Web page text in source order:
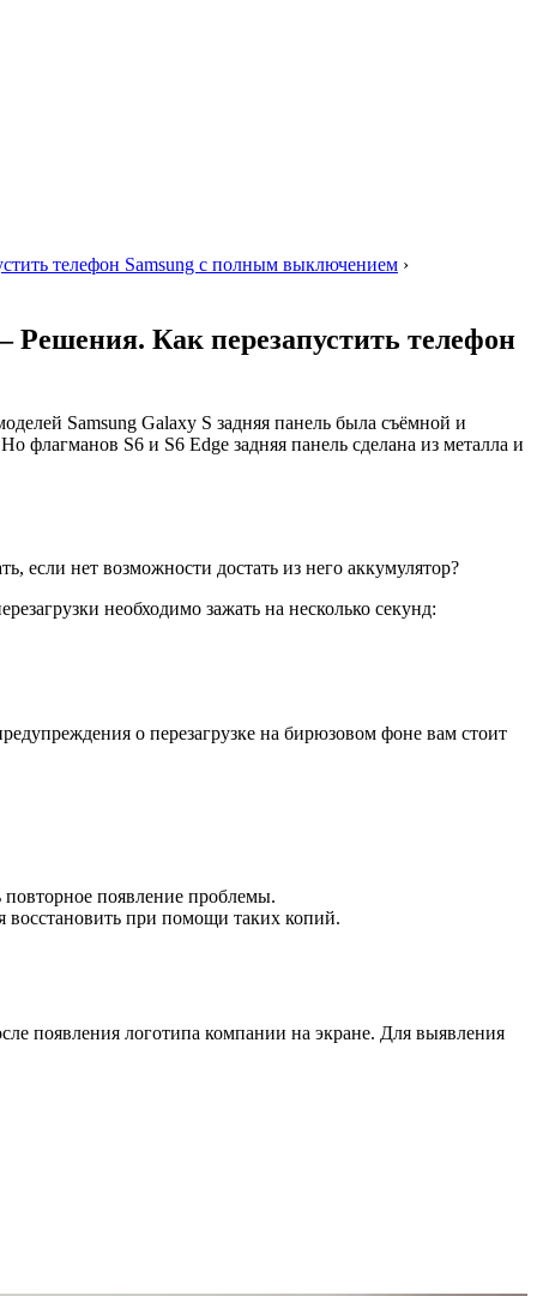
телефон Samsung с полным выключением ›
Решения. Как перезапустить телефон
Samsung Galaxy S задняя панель была съёмной и
флагманов S6 и S6 Edge задняя панель сделана из металла и
если нет возможности достать из него аккумулятор?
необходимо зажать на несколько секунд:
о перезагрузке на бирюзовом фоне вам стоит
повторное появление проблемы.
восстановить при помощи таких копий.
появления логотипа компании на экране. Для выявления